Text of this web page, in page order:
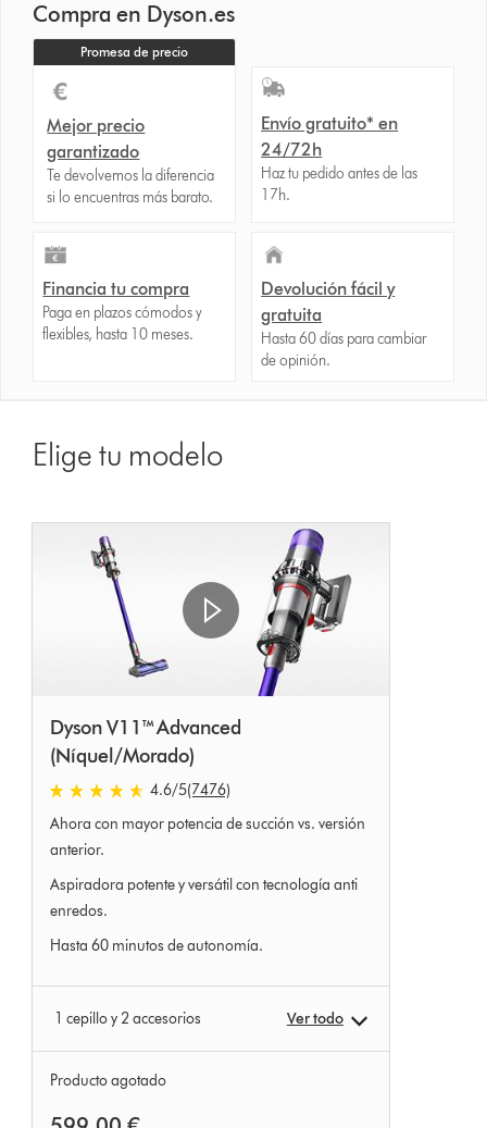
Compra en Dyson.es
Promesa de precio
Mejor precio
garantizado
Te devolvemos la diferencia
si lo encuentras más barato.
Envío gratuito* en
24/72h
Haz tu pedido antes de las
17h.
Financia tu compra
Paga en plazos cómodos y
flexibles, hasta 10 meses.
Devolución fácil y
gratuita
Hasta 60 días para cambiar
de opinión.
Elige tu modelo
Dyson V11™ Advanced
(Níquel/Morado)
4.6 estrellas de 5 de 7476 Ratings
4.6/5(7476)
Ahora con mayor potencia de succión vs. versión
anterior.
Aspiradora potente y versátil con tecnología anti
enredos.
Hasta 60 minutos de autonomía.
1 cepillo y 2 accesorios Ver todo
Producto agotado